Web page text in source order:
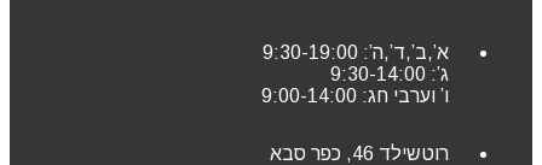
א’,ב’,ד’,ה’: 9:30-19:00
ג’: 9:30-14:00
ו’ וערבי חג: 9:00-14:00
רוטשילד 46, כפר סבא